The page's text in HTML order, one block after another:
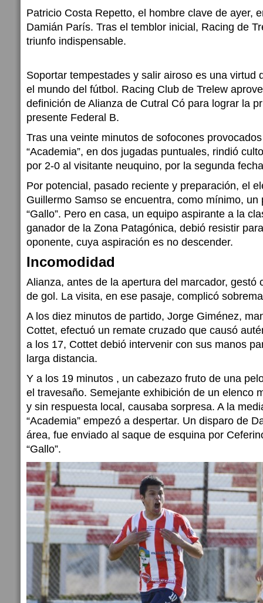
Patricio Costa Repetto, el hombre clave de ayer,
Damián París. Tras el temblor inicial, Racing de
triunfo indispensable.
Soportar tempestades y salir airoso es una virtud
el mundo del fútbol. Racing Club de Trelew
definición de Alianza de Cutral Có para lograr la
presente Federal B.
Tras una veinte minutos de sofocones
“Academia”, en dos jugadas puntuales, rindió
por 2-0 al visitante neuquino, por la segunda
Por potencial, pasado reciente y preparación, el
Guillermo Samso se encuentra, como mínimo, un
“Gallo”. Pero en casa, un equipo aspirante a la
ganador de la Zona Patagónica, debió resistir
oponente, cuya aspiración es no descender.
Incomodidad
Alianza, antes de la apertura del marcador, gestó
de gol. La visita, en ese pasaje, complicó
A los diez minutos de partido, Jorge Giménez,
Cottet, efectuó un remate cruzado que causó
a los 17, Cottet debió intervenir con sus manos
larga distancia.
Y a los 19 minutos , un cabezazo fruto de una
el travesaño. Semejante exhibición de un elenco
y sin respuesta local, causaba sorpresa. A la
“Academia” empezó a despertar. Un disparo de
área, fue enviado al saque de esquina por
“Gallo”.